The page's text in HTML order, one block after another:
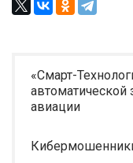
«Смарт-
автоматической
авиации